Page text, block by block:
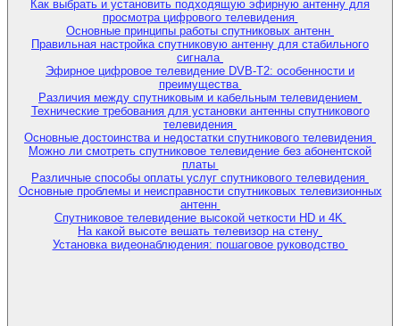
Как выбрать и установить подходящую эфирную антенну для
просмотра цифрового телевидения
Основные принципы работы спутниковых антенн
Правильная настройка спутниковую антенну для стабильного
сигнала
Эфирное цифровое телевидение DVB-T2: особенности и
преимущества
Различия между спутниковым и кабельным телевидением
Технические требования для установки антенны спутникового
телевидения
Основные достоинства и недостатки спутникового телевидения
Можно ли смотреть спутниковое телевидение без абонентской
платы
Различные способы оплаты услуг спутникового телевидения
Основные проблемы и неисправности спутниковых телевизионных
антенн
Спутниковое телевидение высокой четкости HD и 4K
На какой высоте вешать телевизор на стену
Установка видеонаблюдения: пошаговое руководство